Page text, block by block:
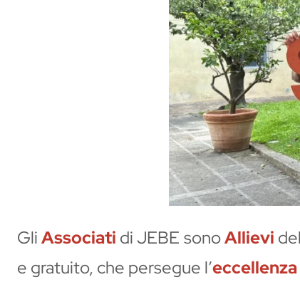
GliAssociati di JEBE sonoAllievi
e gratuito, che persegue l’eccellenza